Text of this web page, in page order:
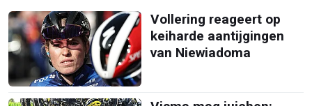
Vollering reageert op
keiharde aantijgingen
van Niewiadoma